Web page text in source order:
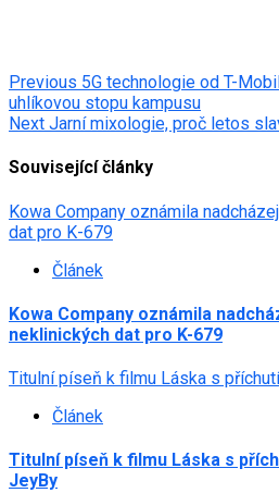
Post
navigation
Previous 5G technologie od T-
uhlíkovou stopu kampusu
Next Jarní mixologie, proč letos
Související články
Kowa Company oznámila
dat pro K-679
Článek
Kowa Company oznámila
neklinických dat pro K-679
Titulní píseň k filmu Láska s
Článek
Titulní píseň k filmu Láska s
JeyBy